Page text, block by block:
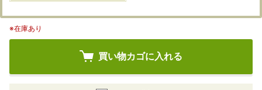
※在庫あり
買い物カゴに入れる